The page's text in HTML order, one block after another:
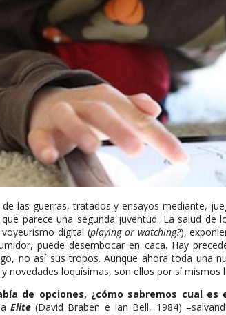
las guerras, tratados y ensayos mediante,
parece una segunda juventud. La salud de
digital (playing or watching?),
puede desembocar en caca. Hay
no así sus tropos. Aunque ahora toda una
novedades loquísimas, son ellos por sí
de opciones, ¿cómo sabremos cual es
Elite(David Braben e Ian Bell, 1984)